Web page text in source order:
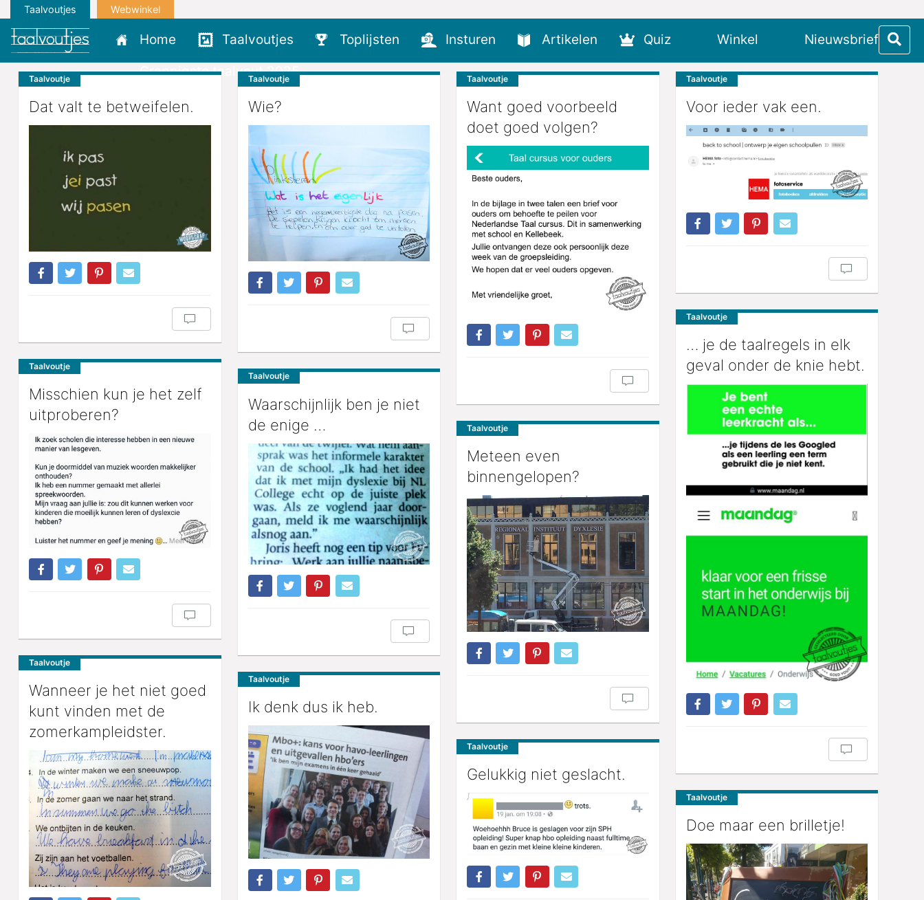
Taalvoutjes Webwinkel
Home Taalvoutjes Toplijsten Insturen Artikelen Quiz Winkel
Nieuwsbrief
Grappigste taalvout 2025
Taalvoutje
Dat valt te betweifelen.
Taalvoutje
Wie?
Taalvoutje
Want goed voorbeeld
doet goed volgen?
Taalvoutje
Voor ieder vak een.
Taalvoutje
… je de taalregels in elk
geval onder de knie hebt.
Taalvoutje
Misschien kun je het zelf
uitproberen?
Taalvoutje
Waarschijnlijk ben je niet
de enige …
Taalvoutje
Meteen even
binnengelopen?
Taalvoutje
Wanneer je het niet goed
kunt vinden met de
zomerkampleidster.
Taalvoutje
Ik denk dus ik heb.
Taalvoutje
Gelukkig niet geslacht.
Taalvoutje
Doe maar een brilletje!